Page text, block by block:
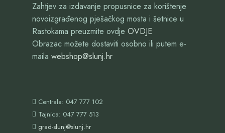
Zahtjev za izdavanje propusnice za korištenje
novoizgrađenog pješačkog mosta i šetnice u
Rastokama preuzmite ovdje OVDJE
Obrazac možete dostaviti osobno ili putem e-
maila webshop@slunj.hr
Centrala: 047 777 102
Tajnica: 047 777 513
grad-slunj@slunj.hr